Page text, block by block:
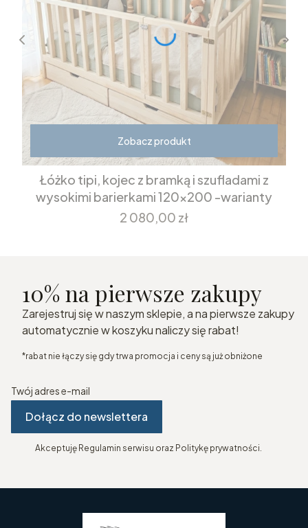
Zobacz produkt
Łóżko tipi, kojec z bramką i szufladami z
wysokimi barierkami 120x200 -warianty
Cena
2 080,00 zł
10% na pierwsze zakupy
Zarejestruj się w naszym sklepie, a na pierwsze zakupy
automatycznie w koszyku naliczy się rabat!
*rabat nie łączy się gdy trwa promocja i ceny są już obniżone
Twój adres e-mail
Dołącz do newslettera
Akceptuję Regulamin serwisu oraz Politykę prywatności.